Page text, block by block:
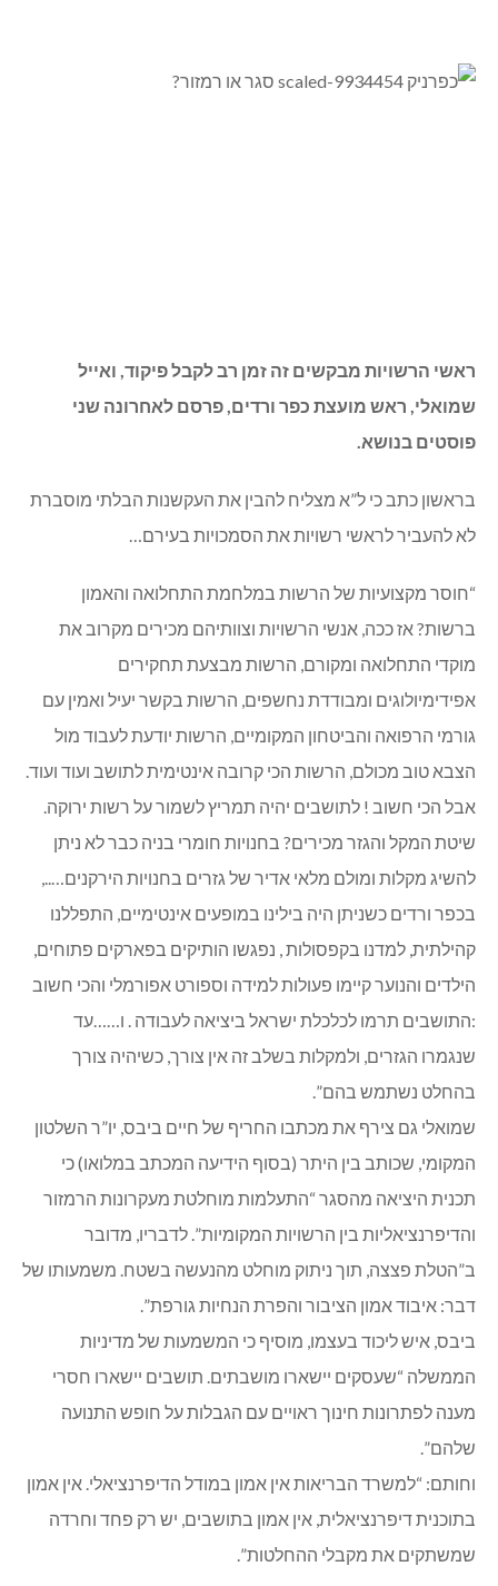
ראשי הרשויות מבקשים זה זמן רב לקבל פיקוד, ואייל
שמואלי, ראש מועצת כפר ורדים, פרסם לאחרונה שני
פוסטים בנושא.
בראשון כתב כי ל”א מצליח להבין את העקשנות הבלתי מוסברת
לא להעביר לראשי רשויות את הסמכויות בעירם…
“חוסר מקצועיות של הרשות במלחמת התחלואה והאמון
ברשות? אז ככה, אנשי הרשויות וצוותיהם מכירים מקרוב את
מוקדי התחלואה ומקורם, הרשות מבצעת תחקירים
אפידימיולוגים ומבודדת נחשפים, הרשות בקשר יעיל ואמין עם
גורמי הרפואה והביטחון המקומיים, הרשות יודעת לעבוד מול
הצבא טוב מכולם, הרשות הכי קרובה אינטימית לתושב ועוד ועוד.
אבל הכי חשוב ! לתושבים יהיה תמריץ לשמור על רשות ירוקה.
שיטת המקל והגזר מכירים? בחנויות חומרי בניה כבר לא ניתן
להשיג מקלות ומולם מלאי אדיר של גזרים בחנויות הירקנים…..,
בכפר ורדים כשניתן היה בילינו במופעים אינטימיים, התפללנו
קהילתית, למדנו בקפסולות , נפגשו הותיקים בפארקים פתוחים,
הילדים והנוער קיימו פעולות למידה וספורט אפורמלי והכי חשוב
:התושבים תרמו לכלכלת ישראל ביציאה לעבודה . ו……עד
שנגמרו הגזרים, ולמקלות בשלב זה אין צורך, כשיהיה צורך
בהחלט נשתמש בהם”.
שמואלי גם צירף את מכתבו החריף של חיים ביבס, יו”ר השלטון
המקומי, שכותב בין היתר (בסוף הידיעה המכתב במלואו) כי
תכנית היציאה מהסגר “התעלמות מוחלטת מעקרונות הרמזור
והדיפרנציאליות בין הרשויות המקומיות”. לדבריו, מדובר
ב”הטלת פצצה, תוך ניתוק מוחלט מהנעשה בשטח. משמעותו של
דבר: איבוד אמון הציבור והפרת הנחיות גורפת”.
ביבס, איש ליכוד בעצמו, מוסיף כי המשמעות של מדיניות
הממשלה “שעסקים יישארו מושבתים. תושבים יישארו חסרי
מענה לפתרונות חינוך ראויים עם הגבלות על חופש התנועה
שלהם”.
וחותם: “למשרד הבריאות אין אמון במודל הדיפרנציאלי. אין אמון
בתוכנית דיפרנציאלית, אין אמון בתושבים, יש רק פחד וחרדה
שמשתקים את מקבלי ההחלטות”.